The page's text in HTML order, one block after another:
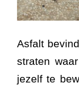
Asfalt
straten
jezelf te